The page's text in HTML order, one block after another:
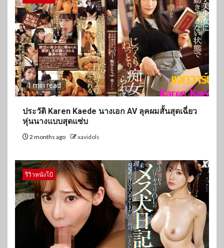
1 min read
ประวัติ Karen Kaede นางเอก AV ลุคผมสั้นสุดเฉี่ยว
หุ่นนางแบบสุดแซ่บ
2 months ago xavidols
รีวิวหนังโป้